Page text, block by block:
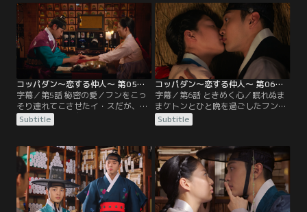
イ・スは、ケトンに会うことができ
ず途方に暮れていた。一方、客足の
減ったコッパダンに縁組みの依頼が
舞い込むが、フンのやり方にケトン
は納得がいかない。
ちに囲まれていると勘違いしたフン
は、自分を夫だと言う。結局ケトン
を連れて帰りながら、自分のそばに
いろと言うのだった。一方、科挙に
首席で合格したイ・ヒョンギュの縁
談を任されたコッパダン。
コッパダン～恋する仲人～ 第05話／字幕
字幕／第5話 秘密の愛／フンをこっ
そり連れてこさせたイ・スだが、頭
の良いフンには自分が王であること
を見抜かれてしまう。ケトンをそば
ンは冷たくケトンのことを忘れろと
言い放つ。フンにケトンを守ってほ
しいと頼むイ・ス。一方、ジヨンと
の結婚を決心したヒョンギュは、母
親に彼女との結婚を認めてほしいと
頼むが、母親は納得しない。
Subtitle
コッパダン～恋する仲人～ 第06話／字幕
字幕／第6話 ときめく心／眠れぬま
まケトンとひと晩を過ごしたフン。
翌朝、矢じりを売ったならず者の手
下がねずみ取りに引っ掛かっている
と毒が回って死んでしまうと脅し、
聞き出すことに成功する。ならず者
と会い、矢じりを誰に売ったのか聞
き出そうとしたフンだが、口を割ら
ないままならず者は捕まってしま
う。
Subtitle